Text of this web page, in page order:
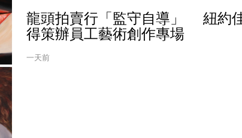
龍頭拍賣行「監守自導」 紐約
得策辦員工藝術創作專場
一天前